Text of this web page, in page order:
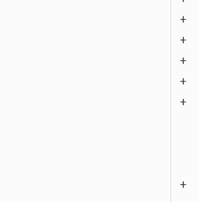
+
+
+
+
+
+